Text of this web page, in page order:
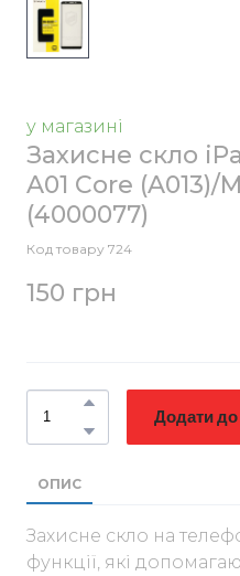
у магазині
Захисне скло
A01 Core (A013)/
(4000077)
Код товару 724
150 грн
Додати
ОПИС
Захисне скло на
функції, які